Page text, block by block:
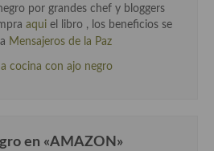
por grandes chef y bloggers
aqui el libro , los beneficios se
Mensajeros de la Paz
en «AMAZON»